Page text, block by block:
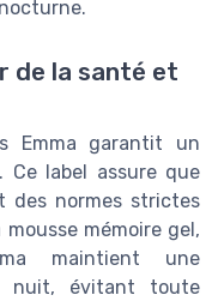
de la santé et
Emma garantit un
Ce label assure que
des normes strictes
mémoire gel,
maintient une
nuit, évitant toute